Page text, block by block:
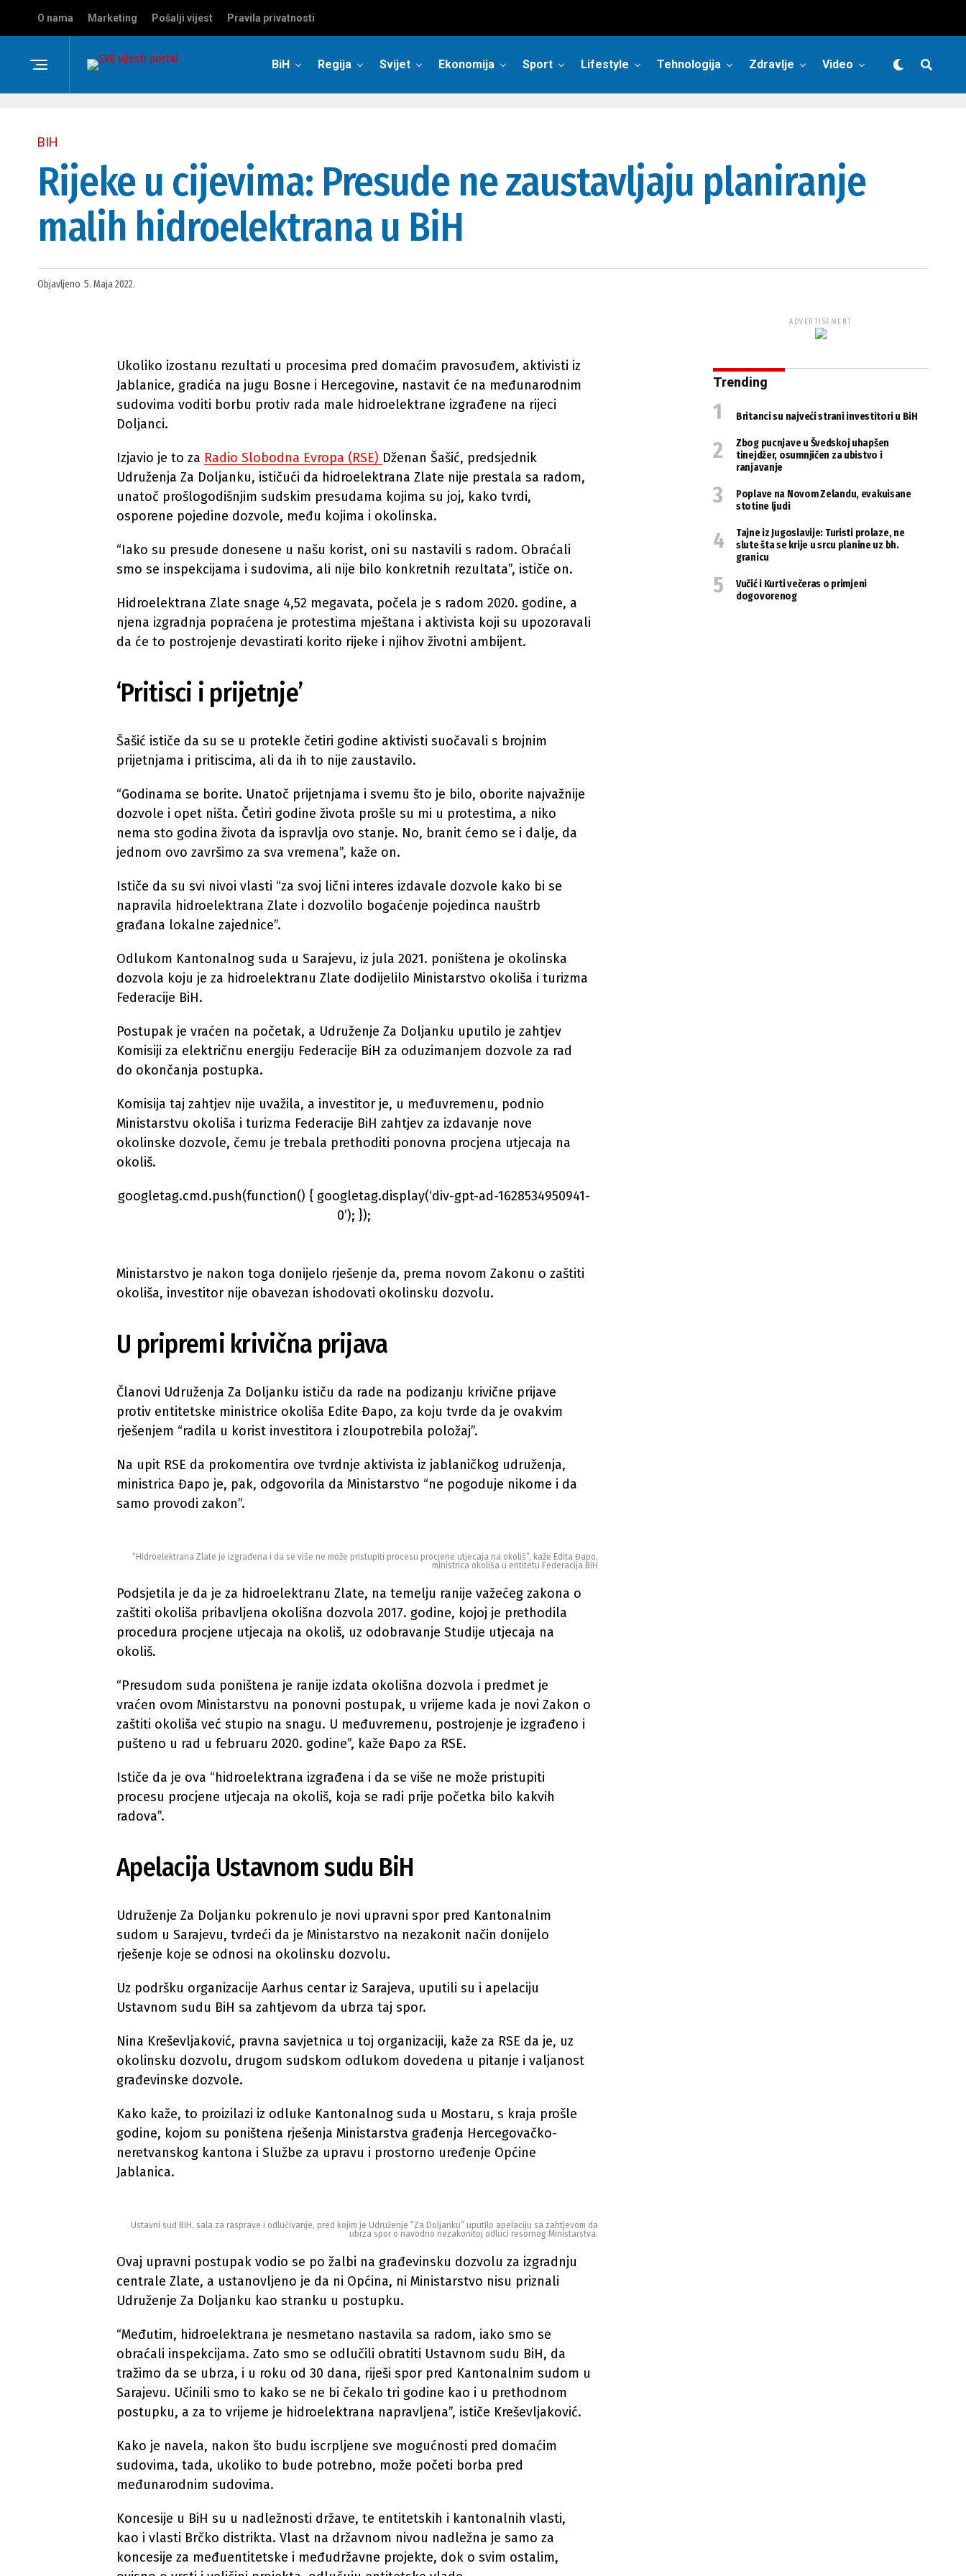
O nama Marketing Pošalji vijest Pravila privatnosti
BiH Regija Svijet Ekonomija Sport Lifestyle Tehnologija Zdravlje Video
BIH
Rijeke u cijevima: Presude ne zaustavljaju planiranje
malih hidroelektrana u BiH
Objavljeno 5. Maja 2022.
Ukoliko izostanu rezultati u procesima pred domaćim pravosuđem, aktivisti iz
Jablanice, gradića na jugu Bosne i Hercegovine, nastavit će na međunarodnim
sudovima voditi borbu protiv rada male hidroelektrane izgrađene na rijeci
Doljanci.
Izjavio je to za Radio Slobodna Evropa (RSE) Dženan Šašić, predsjednik
Udruženja Za Doljanku, ističući da hidroelektrana Zlate nije prestala sa radom,
unatoč prošlogodišnjim sudskim presudama kojima su joj, kako tvrdi,
osporene pojedine dozvole, među kojima i okolinska.
“Iako su presude donesene u našu korist, oni su nastavili s radom. Obraćali
smo se inspekcijama i sudovima, ali nije bilo konkretnih rezultata”, ističe on.
Hidroelektrana Zlate snage 4,52 megavata, počela je s radom 2020. godine, a
njena izgradnja popraćena je protestima mještana i aktivista koji su upozoravali
da će to postrojenje devastirati korito rijeke i njihov životni ambijent.
‘Pritisci i prijetnje’
Šašić ističe da su se u protekle četiri godine aktivisti suočavali s brojnim
prijetnjama i pritiscima, ali da ih to nije zaustavilo.
“Godinama se borite. Unatoč prijetnjama i svemu što je bilo, oborite najvažnije
dozvole i opet ništa. Četiri godine života prošle su mi u protestima, a niko
nema sto godina života da ispravlja ovo stanje. No, branit ćemo se i dalje, da
jednom ovo završimo za sva vremena”, kaže on.
Ističe da su svi nivoi vlasti “za svoj lični interes izdavale dozvole kako bi se
napravila hidroelektrana Zlate i dozvolilo bogaćenje pojedinca nauštrb
građana lokalne zajednice”.
Odlukom Kantonalnog suda u Sarajevu, iz jula 2021. poništena je okolinska
dozvola koju je za hidroelektranu Zlate dodijelilo Ministarstvo okoliša i turizma
Federacije BiH.
Postupak je vraćen na početak, a Udruženje Za Doljanku uputilo je zahtjev
Komisiji za električnu energiju Federacije BiH za oduzimanjem dozvole za rad
do okončanja postupka.
Komisija taj zahtjev nije uvažila, a investitor je, u međuvremenu, podnio
Ministarstvu okoliša i turizma Federacije BiH zahtjev za izdavanje nove
okolinske dozvole, čemu je trebala prethoditi ponovna procjena utjecaja na
okoliš.
googletag.cmd.push(function() { googletag.display(‘div-gpt-ad-1628534950941-
0’); });
Ministarstvo je nakon toga donijelo rješenje da, prema novom Zakonu o zaštiti
okoliša, investitor nije obavezan ishodovati okolinsku dozvolu.
U pripremi krivična prijava
Članovi Udruženja Za Doljanku ističu da rade na podizanju krivične prijave
protiv entitetske ministrice okoliša Edite Đapo, za koju tvrde da je ovakvim
rješenjem “radila u korist investitora i zloupotrebila položaj”.
Na upit RSE da prokomentira ove tvrdnje aktivista iz jablaničkog udruženja,
ministrica Đapo je, pak, odgovorila da Ministarstvo “ne pogoduje nikome i da
samo provodi zakon”.
“Hidroelektrana Zlate je izgrađena i da se više ne može pristupiti procesu procjene utjecaja na okoliš”, kaže Edita Đapo,
ministrica okoliša u entitetu Federacija BiH
Podsjetila je da je za hidroelektranu Zlate, na temelju ranije važećeg zakona o
zaštiti okoliša pribavljena okolišna dozvola 2017. godine, kojoj je prethodila
procedura procjene utjecaja na okoliš, uz odobravanje Studije utjecaja na
okoliš.
“Presudom suda poništena je ranije izdata okolišna dozvola i predmet je
vraćen ovom Ministarstvu na ponovni postupak, u vrijeme kada je novi Zakon o
zaštiti okoliša već stupio na snagu. U međuvremenu, postrojenje je izgrađeno i
pušteno u rad u februaru 2020. godine”, kaže Đapo za RSE.
Ističe da je ova “hidroelektrana izgrađena i da se više ne može pristupiti
procesu procjene utjecaja na okoliš, koja se radi prije početka bilo kakvih
radova”.
Apelacija Ustavnom sudu BiH
Udruženje Za Doljanku pokrenulo je novi upravni spor pred Kantonalnim
sudom u Sarajevu, tvrdeći da je Ministarstvo na nezakonit način donijelo
rješenje koje se odnosi na okolinsku dozvolu.
Uz podršku organizacije Aarhus centar iz Sarajeva, uputili su i apelaciju
Ustavnom sudu BiH sa zahtjevom da ubrza taj spor.
Nina Kreševljaković, pravna savjetnica u toj organizaciji, kaže za RSE da je, uz
okolinsku dozvolu, drugom sudskom odlukom dovedena u pitanje i valjanost
građevinske dozvole.
Kako kaže, to proizilazi iz odluke Kantonalnog suda u Mostaru, s kraja prošle
godine, kojom su poništena rješenja Ministarstva građenja Hercegovačko-
neretvanskog kantona i Službe za upravu i prostorno uređenje Općine
Jablanica.
Ustavni sud BiH, sala za rasprave i odlučivanje, pred kojim je Udruženje “Za Doljanku” uputilo apelaciju sa zahtjevom da
ubrza spor o navodno nezakonitoj odluci resornog Ministarstva.
Ovaj upravni postupak vodio se po žalbi na građevinsku dozvolu za izgradnju
centrale Zlate, a ustanovljeno je da ni Općina, ni Ministarstvo nisu priznali
Udruženje Za Doljanku kao stranku u postupku.
“Međutim, hidroelektrana je nesmetano nastavila sa radom, iako smo se
obraćali inspekcijama. Zato smo se odlučili obratiti Ustavnom sudu BiH, da
tražimo da se ubrza, i u roku od 30 dana, riješi spor pred Kantonalnim sudom u
Sarajevu. Učinili smo to kako se ne bi čekalo tri godine kao i u prethodnom
postupku, a za to vrijeme je hidroelektrana napravljena”, ističe Kreševljaković.
Kako je navela, nakon što budu iscrpljene sve mogućnosti pred domaćim
sudovima, tada, ukoliko to bude potrebno, može početi borba pred
međunarodnim sudovima.
Koncesije u BiH su u nadležnosti države, te entitetskih i kantonalnih vlasti,
kao i vlasti Brčko distrikta. Vlast na državnom nivou nadležna je samo za
koncesije za međuentitetske i međudržavne projekte, dok o svim ostalim,
ADVERTISEMENT
Trending
Britanci su najveći strani investitori u BiH
Zbog pucnjave u Švedskoj uhapšen
tinejdžer, osumnjičen za ubistvo i
ranjavanje
Poplave na Novom Zelandu, evakuisane
stotine ljudi
Tajne iz Jugoslavije: Turisti prolaze, ne
slute šta se krije u srcu planine uz bh.
granicu
Vučić i Kurti večeras o primjeni
dogovorenog